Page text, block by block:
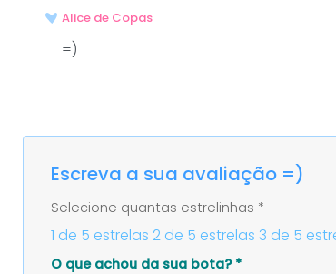
Avaliação
de 5
Alice de Copas
=)
Escreva a sua avaliação =)
Selecione quantas estrelinhas *
1 de 5 estrelas 2 de 5 estrelas 3 de 5
O que achou da sua bota? *